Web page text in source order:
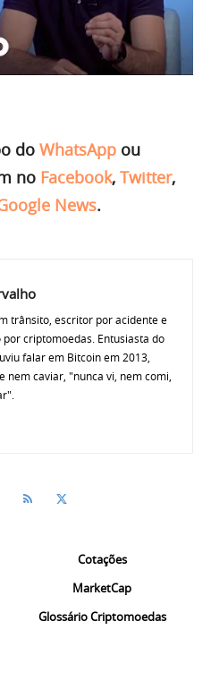
do WhatsApp ou
no Facebook, Twitter,
News.
trânsito, escritor por acidente e
por criptomoedas. Entusiasta do
falar em Bitcoin em 2013,
nem caviar, "nunca vi, nem comi,
Cotações
MarketCap
Glossário Criptomoedas